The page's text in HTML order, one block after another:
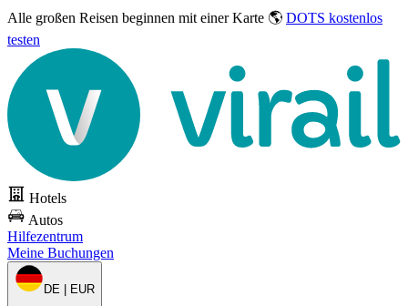
Alle großen Reisen beginnen mit einer Karte 🌎 DOTS kostenlos
testen
Hotels
Autos
Hilfezentrum
Meine Buchungen
DE | EUR